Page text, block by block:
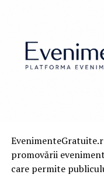
promovării
care permite